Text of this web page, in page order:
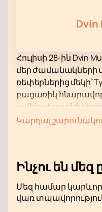
Dvin
Հուլիսի 28-ին Dvin
մեր ժամանակների
ռեփերներից մեկի՝
բացառիկ
ամենահայտնի
ինչպիսիք են «Taste»,
Dvin Music Hall —
բարձր
առաջադեմ ձայնային
Կարդալ
Ինչու են մեզ
Մեզ համար կարևոր
վառ